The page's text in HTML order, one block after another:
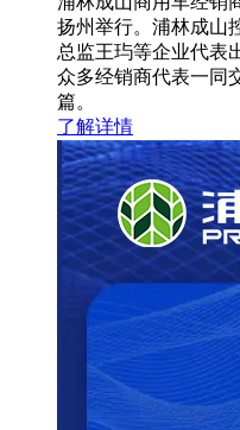
扬州举行。浦林成山
总监王玙等企业代表
众多经销商代表一同
篇。
了解详情